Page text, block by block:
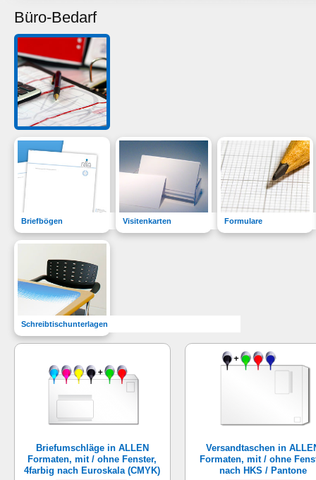
Büro-Bedarf
Briefbögen Visitenkarten Formulare
Schreibtischunterlagen
Briefumschläge in ALLEN
Formaten, mit / ohne Fenster,
4farbig nach Euroskala (CMYK)
Versandtaschen in
Formaten, mit / ohne
nach HKS / Pantone